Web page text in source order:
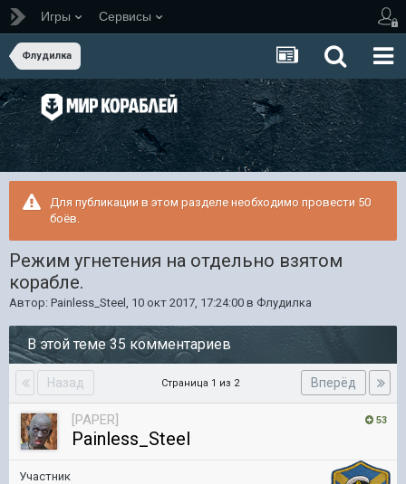
Игры Сервисы
Флудилка
Для публикации в этом разделе необходимо провести 50
боёв.
Режим угнетения на отдельно взятом
корабле.
Автор: Painless_Steel , 10 окт 2017, 17:24:00 в Флудилка
В этой теме 35 комментариев
Назад Вперёд
Страница 1 из 2
53
[PAPER]
Painless_Steel
Участник